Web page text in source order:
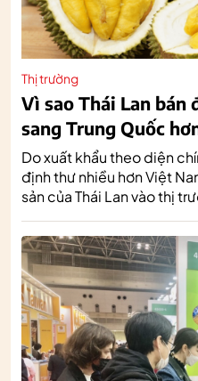
Thị trường
Vì sao Thái Lan bán
sang Trung Quốc
Do xuất khẩu theo diện
định thư nhiều hơn Việt
sản của Thái Lan vào thị